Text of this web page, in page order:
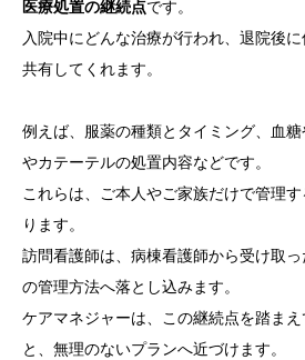
医療処置の継続点です。
入院中にどんな治療が行われ、退院後
共有してくれます。
例えば、服薬の種類とタイミング、血
やカテーテルの処置内容などです。
これらは、ご本人やご家族だけで管理
ります。
訪問看護師は、病棟看護師から受け取
の管理方法へ落とし込みます。
ケアマネジャーは、この継続点を踏ま
と、無理のないプランへ近づけます。